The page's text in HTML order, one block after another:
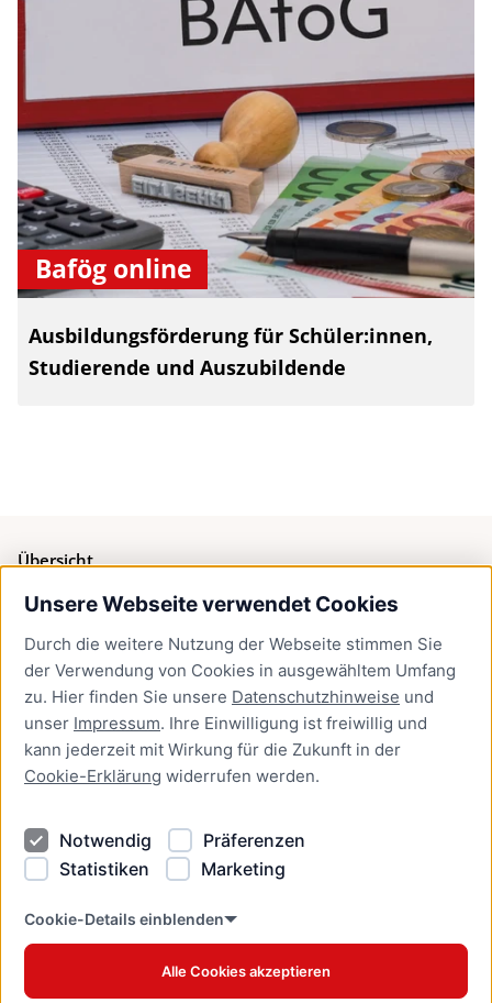
Unsere Webseite verwendet Cookies
Durch die weitere Nutzung der Webseite stimmen Sie
der Verwendung von Cookies in ausgewähltem Umfang
zu. Hier finden Sie unsere Datenschutzhinweise und
unser Impressum. Ihre Einwilligung ist freiwillig und
kann jederzeit mit Wirkung für die Zukunft in der
Cookie-Erklärung widerrufen werden.
Notwendig
Präferenzen
Statistiken
Marketing
Cookie-Details einblenden
Alle Cookies akzeptieren
Bafög online
Ausbildungsförderung für Schüler:innen,
Studierende und Auszubildende
Übersicht
Bürgerservice
Presse
Newsletter Lübeck:kompakt
Kontakt
Kontakt
Datenschutzhinweise
Barrierefreiheit
Cookie Erklärung
www.luebeck.de